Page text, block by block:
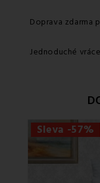
Doprava zdarma
Jednoduché
Sleva -57%